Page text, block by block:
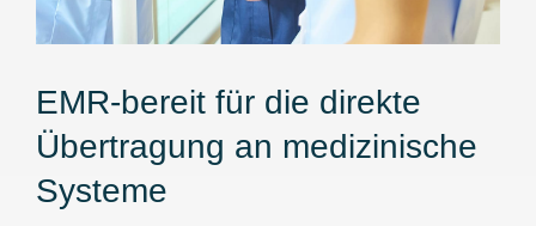
EMR-bereit für die direkte
Übertragung an medizinische
Systeme